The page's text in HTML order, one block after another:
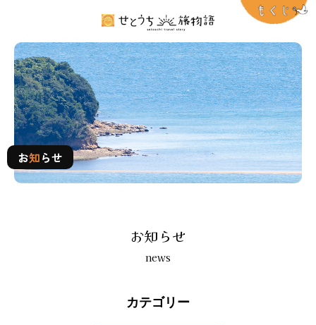
お知らせ
お知らせ
お知らせ
news
カテゴリー